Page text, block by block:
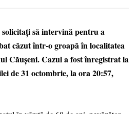
să intervină pentru a
căzut într-o groapă în localitatea
Căușeni. Cazul a fost înregistrat la
de 31 octombrie, la ora 20:57,